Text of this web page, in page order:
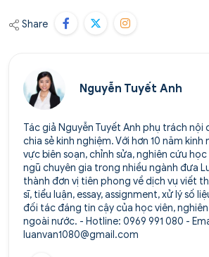
Share
Nguyễn Tuyết Anh
Tác giả Nguyễn Tuyết Anh phụ trách nội
chia sẻ kinh nghiệm. Với hơn 10 năm
vực biên soạn, chỉnh sửa, nghiên cứu
ngũ chuyên gia trong nhiều ngành đưa
thành đơn vị tiên phong về dịch vụ viết
sĩ, tiểu luận, essay, assignment, xử lý số
đối tác đáng tin cậy của học viên,
ngoài nước. - Hotline: 0969 991 080 -
luanvan1080@gmail.com